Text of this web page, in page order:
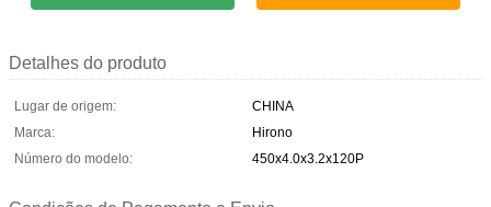
Detalhes do produto
Lugar de origem:
CHINA
Marca:
Hirono
Número do modelo:
450x4.0x3.2x120P